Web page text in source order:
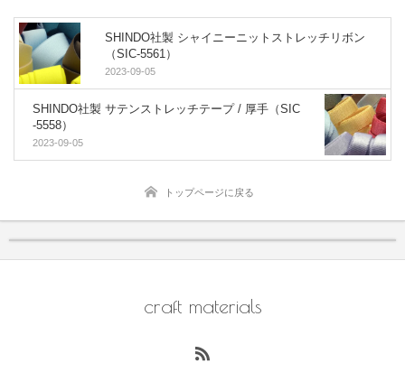
SHINDO社製 シャイニーニットストレッチリボン
（SIC-5561）
2023-09-05
SHINDO社製 サテンストレッチテープ / 厚手（SIC
-5558）
2023-09-05
トップページに戻る
craft materials